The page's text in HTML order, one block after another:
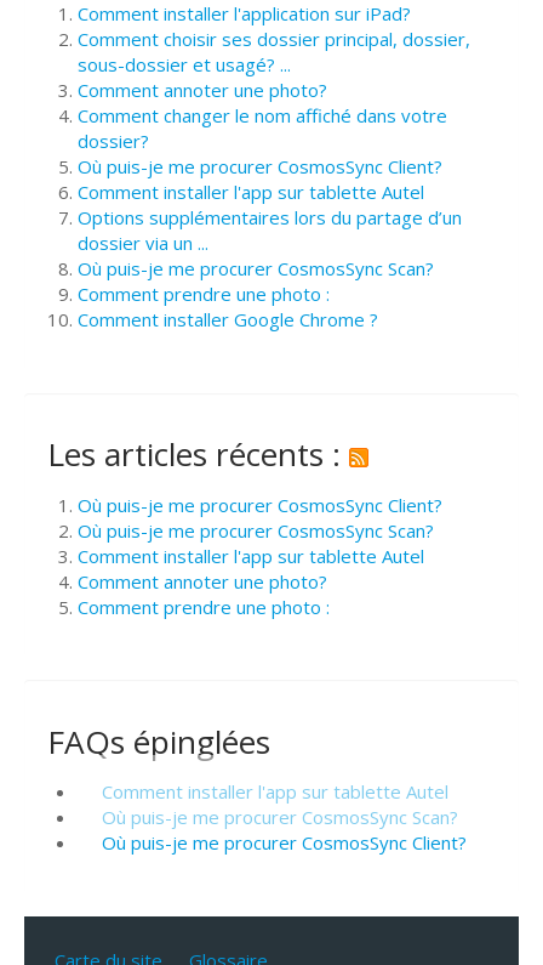
Comment installer l'application sur iPad?
Comment choisir ses dossier principal, dossier,
sous-dossier et usagé? ...
Comment annoter une photo?
Comment changer le nom affiché dans votre
dossier?
Où puis-je me procurer CosmosSync Client?
Comment installer l'app sur tablette Autel
Options supplémentaires lors du partage d’un
dossier via un ...
Où puis-je me procurer CosmosSync Scan?
Comment prendre une photo :
Comment installer Google Chrome ?
Les articles récents :
Où puis-je me procurer CosmosSync Client?
Où puis-je me procurer CosmosSync Scan?
Comment installer l'app sur tablette Autel
Comment annoter une photo?
Comment prendre une photo :
FAQs épinglées
Comment installer l'app sur tablette Autel
Où puis-je me procurer CosmosSync Scan?
Où puis-je me procurer CosmosSync Client?
Carte du site Glossaire